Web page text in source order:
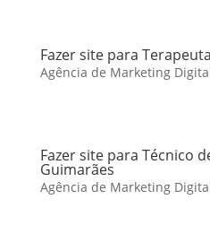
Fazer site para
Agência de Marketing
Fazer site para Técnico
Guimarães
Agência de Marketing